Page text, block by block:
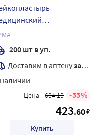
на
основе с
арма
25х72 мм 200 шт.
200 шт в уп.
Доставим в аптекузавтра
Цена: 634.13 33
423.60₽
Купить